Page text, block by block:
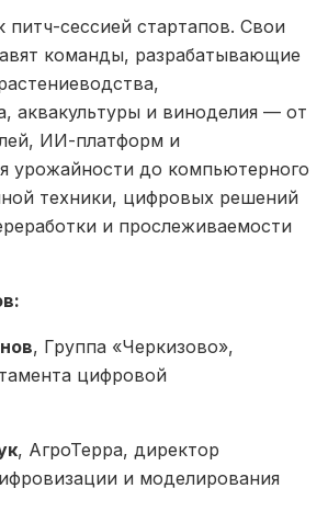
питч-сессией стартапов. Свои
команды, разрабатывающие
аквакультуры и виноделия — от
ИИ-платформ и
урожайности до компьютерного
техники, цифровых решений
и прослеживаемости
, Группа «Черкизово»,
цифровой
, АгроТерра, директор
и моделирования